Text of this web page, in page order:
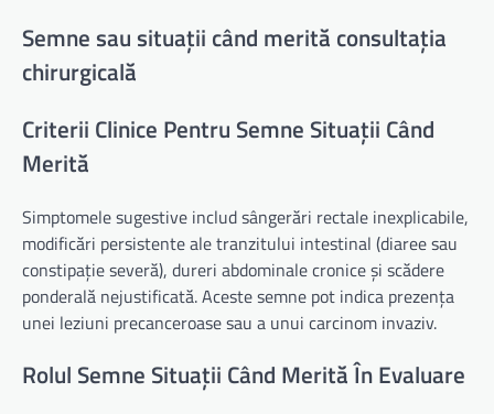
Semne sau situații când merită consultația
chirurgicală
Criterii Clinice Pentru Semne Situații Când
Merită
Simptomele sugestive includ sângerări rectale inexplicabile,
modificări persistente ale tranzitului intestinal (diaree sau
constipație severă), dureri abdominale cronice și scădere
ponderală nejustificată. Aceste semne pot indica prezența
unei leziuni precanceroase sau a unui carcinom invaziv.
Rolul Semne Situații Când Merită În Evaluare